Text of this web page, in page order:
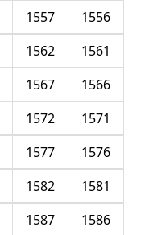
1556
1557
1561
1562
1566
1567
1571
1572
1576
1577
1581
1582
1586
1587